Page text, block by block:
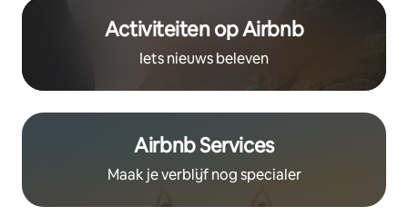
Activiteiten op Airbnb
Iets nieuws beleven
Airbnb Services
Maak je verblijf nog specialer